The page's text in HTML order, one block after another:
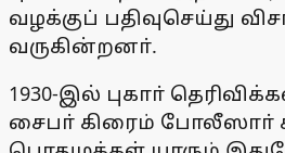
வழக்குப் பதிவுசெய்து
வருகின்றனா்.
1930-இல் புகாா்
சைபா் கிரைம் போலீஸாா்